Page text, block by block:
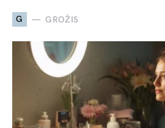
G GROŽIS